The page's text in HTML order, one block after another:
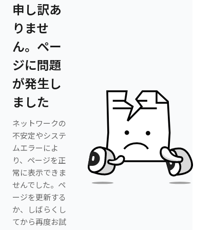
申し訳あ
りませ
ん。ペー
ジに問題
が発生し
ました
ネットワークの
不安定やシステ
ムエラーによ
り、ページを正
常に表示できま
せんでした。ペ
ージを更新する
か、しばらくし
てから再度お試